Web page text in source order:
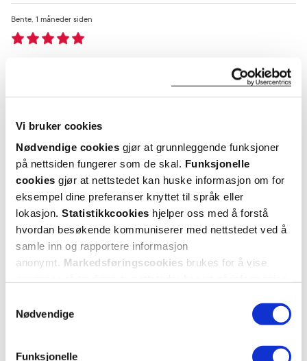
Vi bruker cookies
Nødvendige cookies gjør at grunnleggende funksjoner
på nettsiden fungerer som de skal. Funksjonelle
cookies gjør at nettstedet kan huske informasjon om for
eksempel dine preferanser knyttet til språk eller
lokasjon. Statistikkcookies hjelper oss med å forstå
hvordan besøkende kommuniserer med nettstedet ved å
samle inn og rapportere informasjon
anonymt. Markedsføringscookies brukes for å vise
Nødvendige
Funksjonelle
1 måneder siden
Bente
Var denne anmeldelsen nyttig?
0 0
flagg denne anmeldelsen
6 måneder siden
Anne-Marit